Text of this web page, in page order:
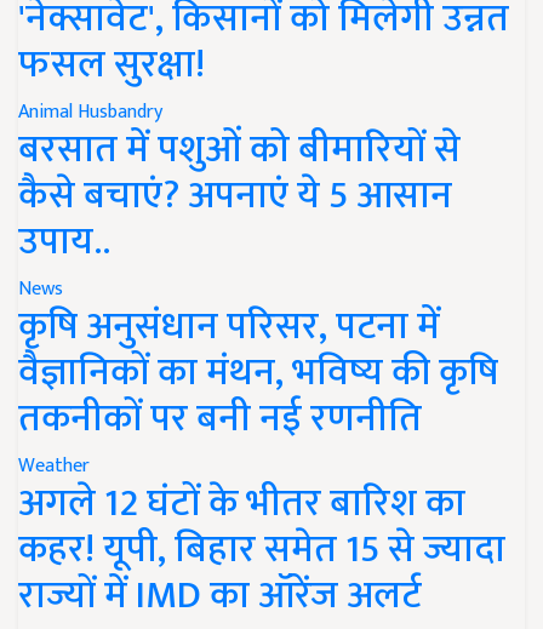
'नेक्सावेट', किसानों को मिलेगी उन्नत
फसल सुरक्षा!
Animal Husbandry
बरसात में पशुओं को बीमारियों से
कैसे बचाएं? अपनाएं ये 5 आसान
उपाय..
News
कृषि अनुसंधान परिसर, पटना में
वैज्ञानिकों का मंथन, भविष्य की कृषि
तकनीकों पर बनी नई रणनीति
Weather
अगले 12 घंटों के भीतर बारिश का
कहर! यूपी, बिहार समेत 15 से ज्यादा
राज्यों में IMD का ऑरेंज अलर्ट